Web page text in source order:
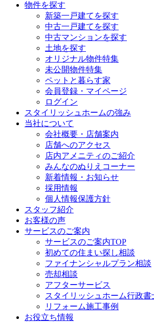
物件を探す
新築一戸建てを探す
中古一戸建てを探す
中古マンションを探す
土地を探す
オリジナル物件特集
未公開物件特集
ペットと暮らす家
会員登録・マイページ
ログイン
スタイリッシュホームの強み
当社について
会社概要・店舗案内
店舗へのアクセス
店内アメニティのご紹介
みんなのぬりえコーナー
新着情報・お知らせ
採用情報
個人情報保護方針
スタッフ紹介
お客様の声
サービスのご案内
サービスのご案内TOP
初めての住まい探し相談
ファイナンシャルプラン相談
売却相談
アフターサービス
スタイリッシュホーム行政書
リフォーム施工事例
お役立ち情報